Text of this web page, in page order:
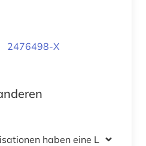
2476498-X
haben eine Lizenz